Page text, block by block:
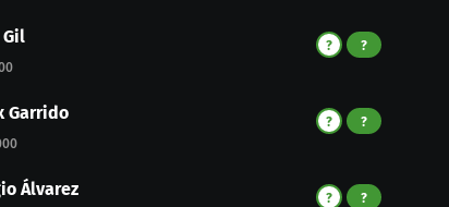
Gil ? ?
Garrido ? ?
Álvarez ? ?